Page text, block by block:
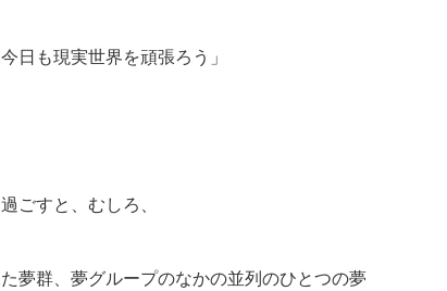
日も現実世界を頑張ろう」
ごすと、むしろ、
夢群、夢グループのなかの並列のひとつの夢